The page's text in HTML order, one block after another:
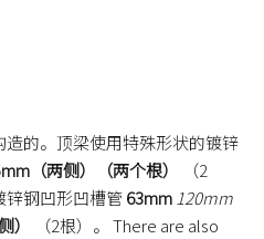
造的。顶梁使用特殊形状的镀锌
（两侧）（两个根）
（2
锌钢凹形凹槽管63mm120mm
）
（2根）。 There are also